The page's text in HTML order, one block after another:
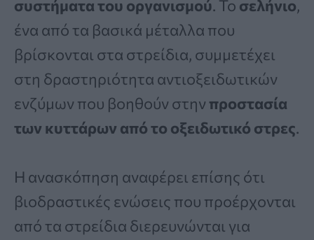
συστήματα του οργανισμού. Το σελήνιο,
ένα από τα βασικά μέταλλα που
βρίσκονται στα στρείδια, συμμετέχει
στη δραστηριότητα αντιοξειδωτικών
ενζύμων που βοηθούν στην προστασία
των κυττάρων από το οξειδωτικό στρες.
Η ανασκόπηση αναφέρει επίσης ότι
βιοδραστικές ενώσεις που προέρχονται
από τα στρείδια διερευνώνται για